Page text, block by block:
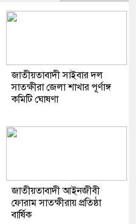
জাতীয়তাবাদী সাইবার দল
সাতক্ষীরা জেলা শাখার পূর্ণাঙ্গ
কমিটি ঘোষণা
জাতীয়তাবাদী আইনজীবী
ফোরাম সাতক্ষীরায় প্রতিষ্ঠা
বার্ষিক